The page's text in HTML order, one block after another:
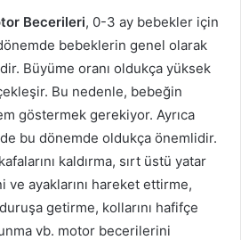
Becerileri, 0-3 ay bebekler için
bebeklerin genel olarak
Büyüme oranı oldukça yüksek
Bu nedenle, bebeğin
göstermek gerekiyor. Ayrıca
bu dönemde oldukça önemlidir.
kaldırma, sırt üstü yatar
ayaklarını hareket ettirme,
getirme, kollarını hafifçe
vb. motor becerilerini